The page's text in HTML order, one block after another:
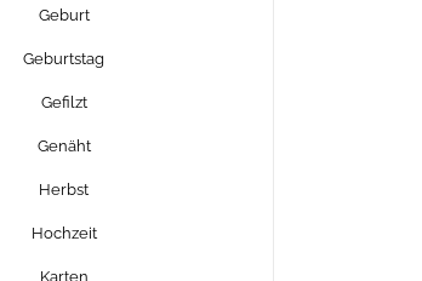
Geburt
Geburtstag
Gefilzt
Genäht
Herbst
Hochzeit
Karten